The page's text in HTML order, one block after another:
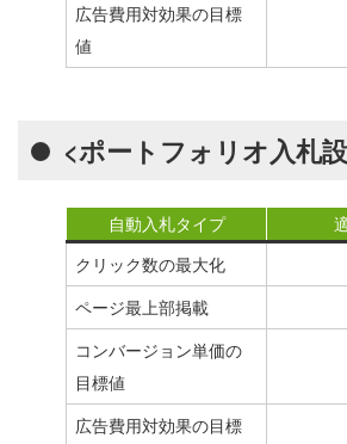
広告費用対効果の目標
値
<ポートフォリオ入札
自動入札タイプ
クリック数の最大化
ページ最上部掲載
コンバージョン単価の
目標値
広告費用対効果の目標